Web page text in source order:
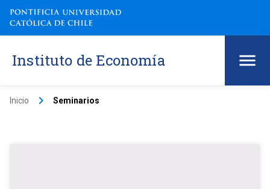
Instituto de Economía
Inicio keyboard_arrow_right Seminarios